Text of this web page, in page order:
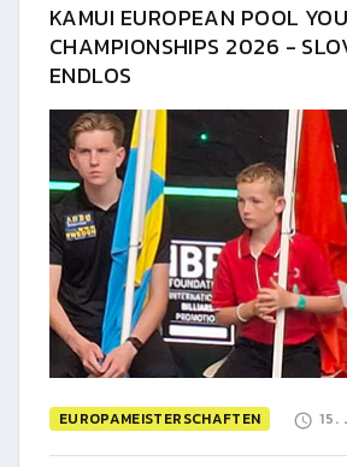
KAMUI EUROPEAN POOL
CHAMPIONSHIPS 2026 -
ENDLOS
EUROPAMEISTERSCHAFTEN 15.